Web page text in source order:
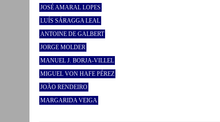
JOSÉ AMARAL LOPES
LUÍS SÁRAGGA LEAL
ANTOINE DE GALBERT
JORGE MOLDER
MANUEL J. BORJA-VILLEL
MIGUEL VON HAFE PÉREZ
JOÃO RENDEIRO
MARGARIDA VEIGA